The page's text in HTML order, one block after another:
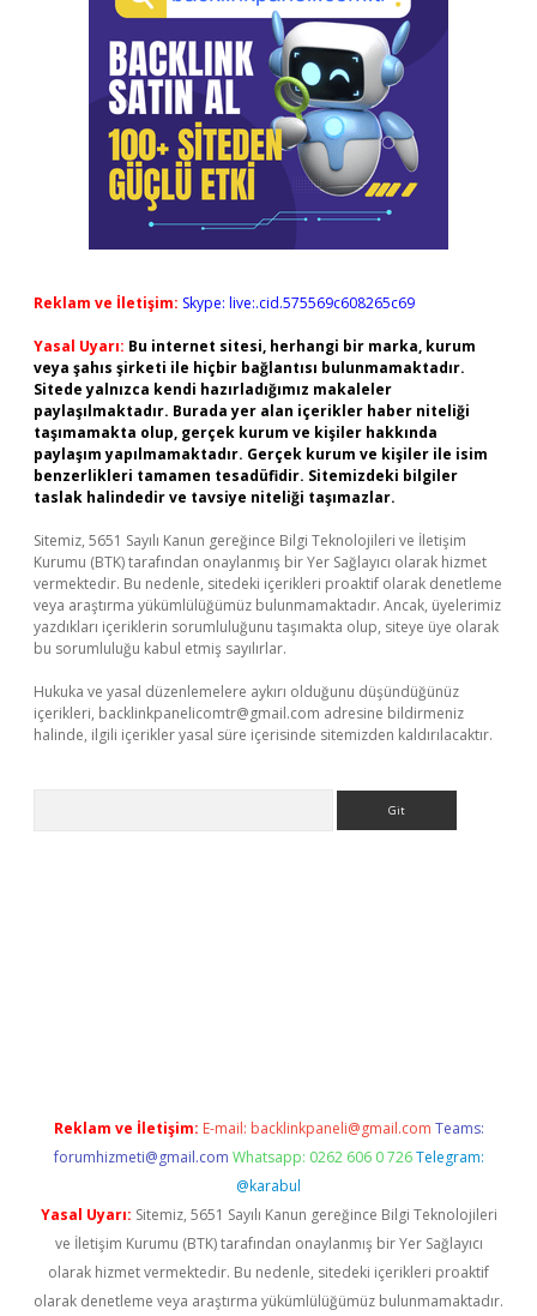
Reklam ve İletişim: Skype: live:.cid.575569c608265c69
Yasal Uyarı: Bu internet sitesi, herhangi bir marka, kurum
veya şahıs şirketi ile hiçbir bağlantısı bulunmamaktadır.
Sitede yalnızca kendi hazırladığımız makaleler
paylaşılmaktadır. Burada yer alan içerikler haber niteliği
taşımamakta olup, gerçek kurum ve kişiler hakkında
paylaşım yapılmamaktadır. Gerçek kurum ve kişiler ile isim
benzerlikleri tamamen tesadüfidir. Sitemizdeki bilgiler
taslak halindedir ve tavsiye niteliği taşımazlar.
Sitemiz, 5651 Sayılı Kanun gereğince Bilgi Teknolojileri ve İletişim
Kurumu (BTK) tarafından onaylanmış bir Yer Sağlayıcı olarak hizmet
vermektedir. Bu nedenle, sitedeki içerikleri proaktif olarak denetleme
veya araştırma yükümlülüğümüz bulunmamaktadır. Ancak, üyelerimiz
yazdıkları içeriklerin sorumluluğunu taşımakta olup, siteye üye olarak
bu sorumluluğu kabul etmiş sayılırlar.
Hukuka ve yasal düzenlemelere aykırı olduğunu düşündüğünüz
içerikleri, backlinkpanelicomtr@gmail.com adresine bildirmeniz
halinde, ilgili içerikler yasal süre içerisinde sitemizden kaldırılacaktır.
Reklam ve İletişim: E-mail: backlinkpaneli@gmail.com Teams:
forumhizmeti@gmail.com Whatsapp: 0262 606 0 726 Telegram:
@karabul
Yasal Uyarı: Sitemiz, 5651 Sayılı Kanun gereğince Bilgi Teknolojileri
ve İletişim Kurumu (BTK) tarafından onaylanmış bir Yer Sağlayıcı
olarak hizmet vermektedir. Bu nedenle, sitedeki içerikleri proaktif
olarak denetleme veya araştırma yükümlülüğümüz bulunmamaktadır.